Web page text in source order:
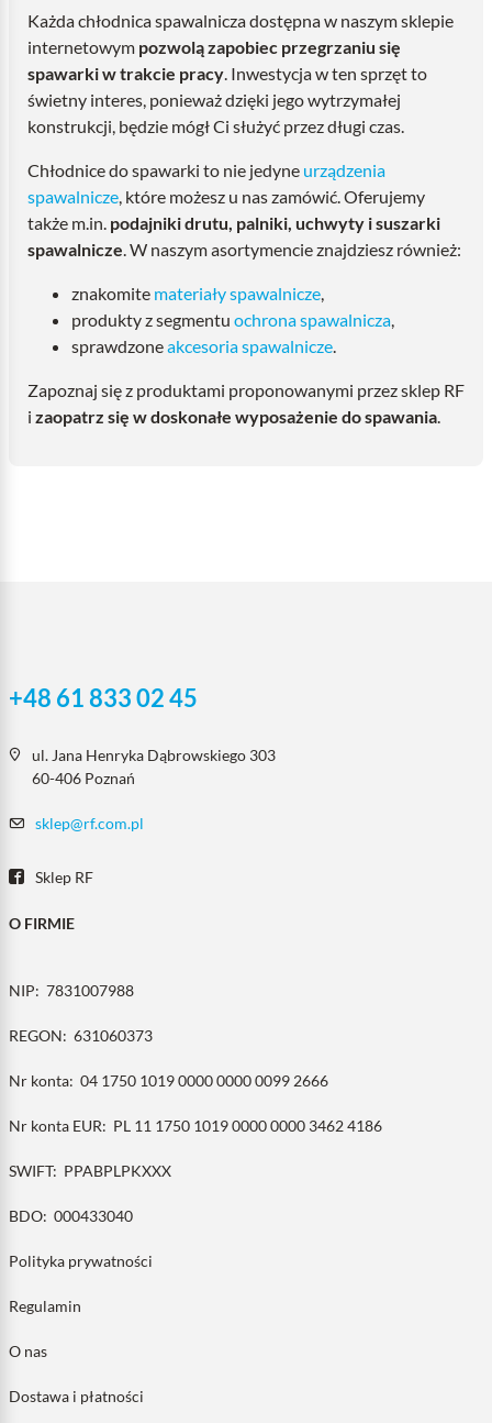
Każda chłodnica spawalnicza dostępna w naszym sklepie
internetowym pozwolą zapobiec przegrzaniu się
spawarki w trakcie pracy. Inwestycja w ten sprzęt to
świetny interes, ponieważ dzięki jego wytrzymałej
konstrukcji, będzie mógł Ci służyć przez długi czas.
Chłodnice do spawarki to nie jedyne urządzenia
spawalnicze, które możesz u nas zamówić. Oferujemy
także m.in. podajniki drutu, palniki, uchwyty i suszarki
spawalnicze. W naszym asortymencie znajdziesz również:
znakomite materiały spawalnicze,
produkty z segmentu ochrona spawalnicza,
sprawdzoneakcesoria spawalnicze.
Zapoznaj się z produktami proponowanymi przez sklep RF
i zaopatrz się w doskonałe wyposażenie do spawania.
+48 61 833 02 45
ul. Jana Henryka Dąbrowskiego 303
60-406 Poznań
sklep@rf.com.pl
Sklep RF
O FIRMIE
NIP: 7831007988
REGON: 631060373
Nr konta: 04 1750 1019 0000 0000 0099 2666
Nr konta EUR: PL 11 1750 1019 0000 0000 3462 4186
SWIFT: PPABPLPKXXX
BDO: 000433040
Polityka prywatności
Regulamin
O nas
Dostawa i płatności